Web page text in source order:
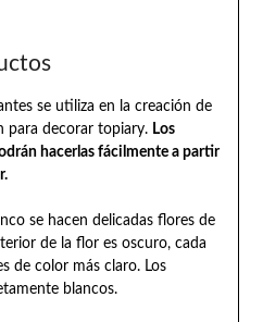
se utiliza en la creación de
para decorar topiary. Los
hacerlas fácilmente a partir
se hacen delicadas flores de
de la flor es oscuro, cada
de color más claro. Los
blancos.